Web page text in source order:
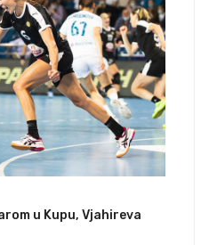
u Kupu, Vjahireva